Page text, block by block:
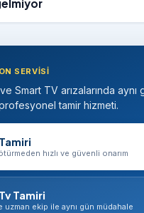
SERVISI
Smart TV arızalarında aynı
tamir hizmeti.
hızlı ve güvenli onarım
Tamiri
ekip ile aynı gün müdahale